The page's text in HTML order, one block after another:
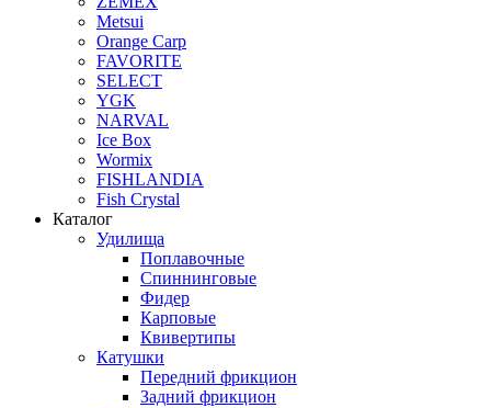
Metsui
Orange Carp
FAVORITE
SELECT
YGK
NARVAL
Ice Box
Wormix
FISHLANDIA
Fish Crystal
Каталог
Удилища
Поплавочные
Спиннинговые
Фидер
Карповые
Квивертипы
Катушки
Передний фрикцион
Задний фрикцион